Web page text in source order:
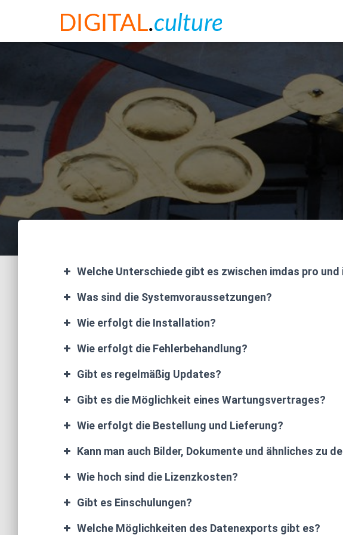
Welche Unterschiede gibt es zwischen imdas pro
Was sind die Systemvoraussetzungen?
Wie erfolgt die Installation?
Wie erfolgt die Fehlerbehandlung?
Gibt es regelmäßig Updates?
Gibt es die Möglichkeit eines Wartungsvertrages?
Wie erfolgt die Bestellung und Lieferung?
Kann man auch Bilder, Dokumente und ähnliches zu
Wie hoch sind die Lizenzkosten?
Gibt es Einschulungen?
Welche Möglichkeiten des Datenexports gibt es?